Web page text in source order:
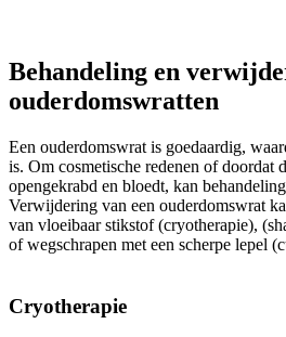
Behandeling en
ouderdomswratten
Een ouderdomswrat is goedaardig,
is. Om cosmetische redenen of doordat
opengekrabd en bloedt, kan
Verwijdering van een ouderdomswrat
van vloeibaar stikstof (cryotherapie),
of wegschrapen met een scherpe lepel
Cryotherapie